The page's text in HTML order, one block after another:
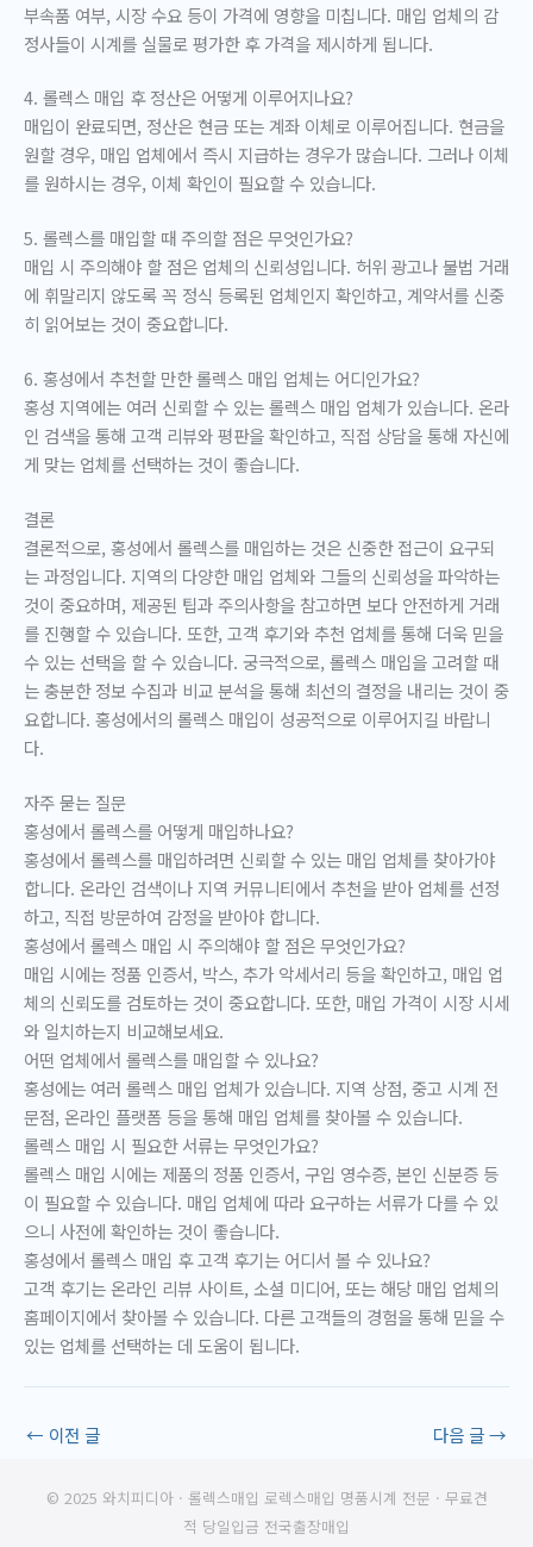
부속품 여부, 시장 수요 등이 가격에 영향을 미칩니다. 매입 업체의 감
정사들이 시계를 실물로 평가한 후 가격을 제시하게 됩니다.
4. 롤렉스 매입 후 정산은 어떻게 이루어지나요?
매입이 완료되면, 정산은 현금 또는 계좌 이체로 이루어집니다. 현금을
원할 경우, 매입 업체에서 즉시 지급하는 경우가 많습니다. 그러나 이체
를 원하시는 경우, 이체 확인이 필요할 수 있습니다.
5. 롤렉스를 매입할 때 주의할 점은 무엇인가요?
매입 시 주의해야 할 점은 업체의 신뢰성입니다. 허위 광고나 불법 거래
에 휘말리지 않도록 꼭 정식 등록된 업체인지 확인하고, 계약서를 신중
히 읽어보는 것이 중요합니다.
6. 홍성에서 추천할 만한 롤렉스 매입 업체는 어디인가요?
홍성 지역에는 여러 신뢰할 수 있는 롤렉스 매입 업체가 있습니다. 온라
인 검색을 통해 고객 리뷰와 평판을 확인하고, 직접 상담을 통해 자신에
게 맞는 업체를 선택하는 것이 좋습니다.
결론
결론적으로, 홍성에서 롤렉스를 매입하는 것은 신중한 접근이 요구되
는 과정입니다. 지역의 다양한 매입 업체와 그들의 신뢰성을 파악하는
것이 중요하며, 제공된 팁과 주의사항을 참고하면 보다 안전하게 거래
를 진행할 수 있습니다. 또한, 고객 후기와 추천 업체를 통해 더욱 믿을
수 있는 선택을 할 수 있습니다. 궁극적으로, 롤렉스 매입을 고려할 때
는 충분한 정보 수집과 비교 분석을 통해 최선의 결정을 내리는 것이 중
요합니다. 홍성에서의 롤렉스 매입이 성공적으로 이루어지길 바랍니
다.
자주 묻는 질문
홍성에서 롤렉스를 어떻게 매입하나요?
홍성에서 롤렉스를 매입하려면 신뢰할 수 있는 매입 업체를 찾아가야
합니다. 온라인 검색이나 지역 커뮤니티에서 추천을 받아 업체를 선정
하고, 직접 방문하여 감정을 받아야 합니다.
홍성에서 롤렉스 매입 시 주의해야 할 점은 무엇인가요?
매입 시에는 정품 인증서, 박스, 추가 악세서리 등을 확인하고, 매입 업
체의 신뢰도를 검토하는 것이 중요합니다. 또한, 매입 가격이 시장 시세
와 일치하는지 비교해보세요.
어떤 업체에서 롤렉스를 매입할 수 있나요?
홍성에는 여러 롤렉스 매입 업체가 있습니다. 지역 상점, 중고 시계 전
문점, 온라인 플랫폼 등을 통해 매입 업체를 찾아볼 수 있습니다.
롤렉스 매입 시 필요한 서류는 무엇인가요?
롤렉스 매입 시에는 제품의 정품 인증서, 구입 영수증, 본인 신분증 등
이 필요할 수 있습니다. 매입 업체에 따라 요구하는 서류가 다를 수 있
으니 사전에 확인하는 것이 좋습니다.
홍성에서 롤렉스 매입 후 고객 후기는 어디서 볼 수 있나요?
고객 후기는 온라인 리뷰 사이트, 소셜 미디어, 또는 해당 매입 업체의
홈페이지에서 찾아볼 수 있습니다. 다른 고객들의 경험을 통해 믿을 수
있는 업체를 선택하는 데 도움이 됩니다.
← 이전 글 다음 글→
© 2025 와치피디아 · 롤렉스매입 로렉스매입 명품시계 전문 · 무료견
적 당일입금 전국출장매입